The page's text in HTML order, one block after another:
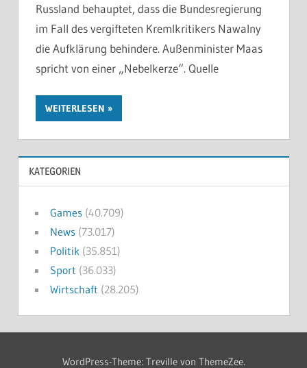
Russland behauptet, dass die Bundesregierung
im Fall des vergifteten Kremlkritikers Nawalny
die Aufklärung behindere. Außenminister Maas
spricht von einer „Nebelkerze“. Quelle
WEITERLESEN
KATEGORIEN
Games(40.709)
News(73.017)
Politik(35.851)
Sport (36.033)
Wirtschaft (28.205)
WordPress-Theme: Treville von ThemeZee.